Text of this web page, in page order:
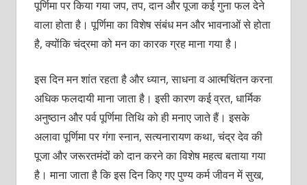
पूर्णिमा पर किया गया जप, तप, दान और पूजा कई गुना फल देने
वाला होता है। पूर्णिमा का विशेष संबंध मन और भावनाओं से होता
है, क्योंकि चंद्रमा को मन का कारक ग्रह माना गया है।
इस दिन मन शांत रहता है और ध्यान, साधना व आत्मचिंतन करना
अधिक फलदायी माना जाता है। इसी कारण कई व्रत, धार्मिक
अनुष्ठान और पर्व पूर्णिमा तिथि को ही मनाए जाते हैं। इसके
अलावा पूर्णिमा पर गंगा स्नान, सत्यनारायण कथा, चंद्र देव की
पूजा और जरूरतमंदों को दान करने का विशेष महत्व बताया गया
है। माना जाता है कि इस दिन किए गए पुण्य कर्म जीवन में सुख,